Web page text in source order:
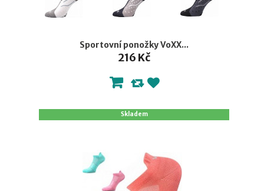
Sportovní ponožky VoXX...
216 Kč
Skladem